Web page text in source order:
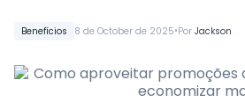
Benefícios 8 de October de 2025•Por Jackson